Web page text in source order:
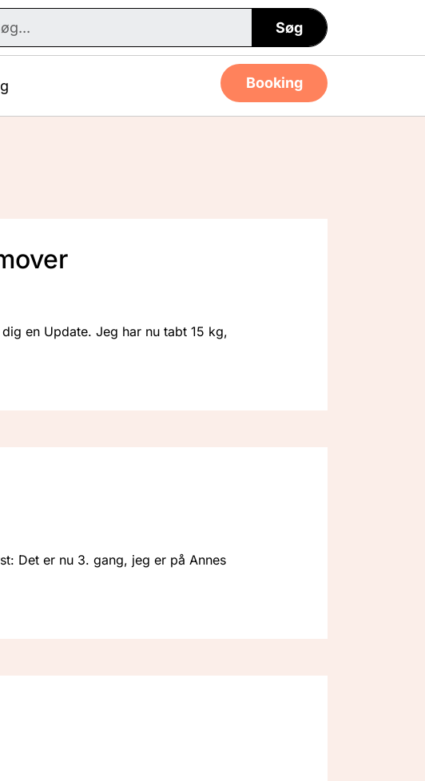
Søg
Booking
en Update. Jeg har nu tabt 15 kg,
Det er nu 3. gang, jeg er på Annes